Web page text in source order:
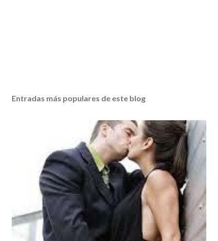
Entradas más populares de este blog